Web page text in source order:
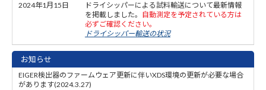
2024年1月15日
ドライシッパーによる試料輸送について最新情報
を掲載しました。 自動測定を予定されている方は
必ずご確認ください。
ドライシッパー輸送の状況
お知らせ
EIGER検出器のファームウェア更新に伴いXDS環境の更新が必要な場合
があります(2024.3.27)